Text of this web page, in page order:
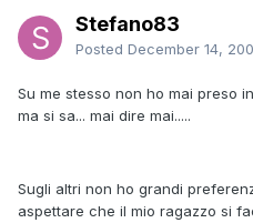
Stefano83
Posted December 14,
Su me stesso non ho mai preso
ma si sa... mai dire mai.....
Sugli altri non ho grandi
aspettare che il mio ragazzo si